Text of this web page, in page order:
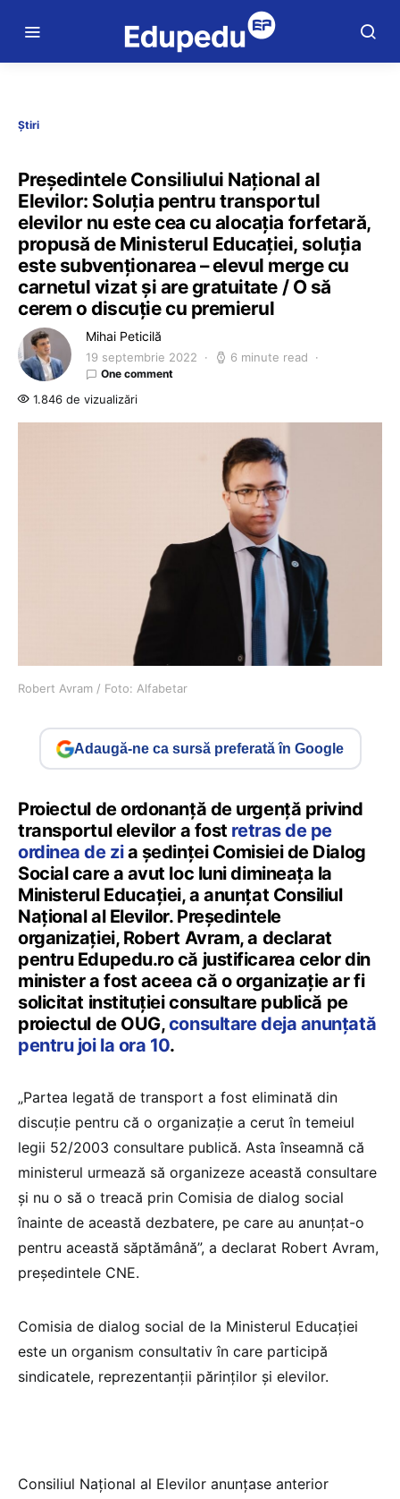
Știri
Președintele Consiliului Național al
Elevilor: Soluția pentru transportul
elevilor nu este cea cu alocația forfetară,
propusă de Ministerul Educației, soluția
este subvenționarea – elevul merge cu
carnetul vizat și are gratuitate / O să
cerem o discuție cu premierul
Mihai Peticilă
19 septembrie 2022 6 minute read
One comment
1.846 de vizualizări
Robert Avram / Foto: Alfabetar
Adaugă-ne ca sursă preferată în Google
Proiectul de ordonanță de urgență privind
transportul elevilor a fost retras de pe
ordinea de zia ședinței Comisiei de Dialog
Social care a avut loc luni dimineața la
Ministerul Educației, a anunțat Consiliul
Național al Elevilor. Președintele
organizației, Robert Avram, a declarat
pentru Edupedu.ro că justificarea celor din
minister a fost aceea că o organizație ar fi
solicitat instituției consultare publică pe
proiectul de OUG,consultare deja anunțată
pentru joi la ora 10.
„Partea legată de transport a fost eliminată din
discuție pentru că o organizație a cerut în temeiul
legii 52/2003 consultare publică. Asta înseamnă că
ministerul urmează să organizeze această consultare
și nu o să o treacă prin Comisia de dialog social
înainte de această dezbatere, pe care au anunțat-o
pentru această săptămână”, a declarat Robert Avram,
președintele CNE.
Comisia de dialog social de la Ministerul Educației
este un organism consultativ în care participă
sindicatele, reprezentanții părinților și elevilor.
Consiliul Național al Elevilor anunțase anterior